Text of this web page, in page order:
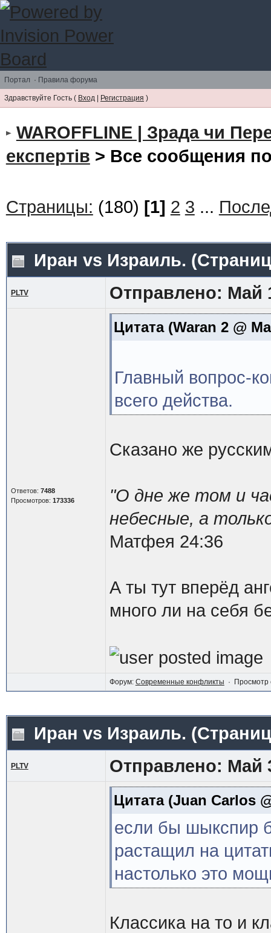
Портал · Правила форума
Здравствуйте Гость ( Вход Регистрация )
WAROFFLINE | Зрада чи
експертів > Все сообщения
Страницы: (180) [1] 2 3 ...
Иран vs Израиль.
PLTV Отправлено: Май
Ответов: 7488
Просмотров: 173336
Цитата(Waran 2 @
Главный вопрос-
всего действа.
Сказано же
"О дне же том и
небесные, а
Матфея 24:36
А ты тут вперёд
много ли на себя
Форум: Современные конфликты ·
Иран vs Израиль.
PLTV Отправлено: Май
Цитата(Juan Carlos
если бы шыкспир
растащил на
настолько это
Классика на то и